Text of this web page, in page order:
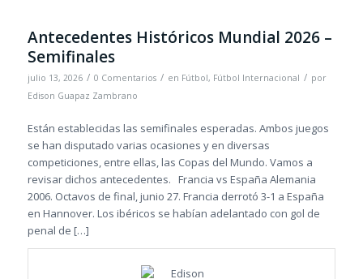
Antecedentes Históricos Mundial 2026 –
Semifinales
julio 13, 2026 / 0 Comentarios / en Fútbol, Fútbol Internacional / por
Edison Guapaz Zambrano
Están establecidas las semifinales esperadas. Ambos juegos
se han disputado varias ocasiones y en diversas
competiciones, entre ellas, las Copas del Mundo. Vamos a
revisar dichos antecedentes. Francia vs España Alemania
2006. Octavos de final, junio 27. Francia derrotó 3-1 a España
en Hannover. Los ibéricos se habían adelantado con gol de
penal de […]